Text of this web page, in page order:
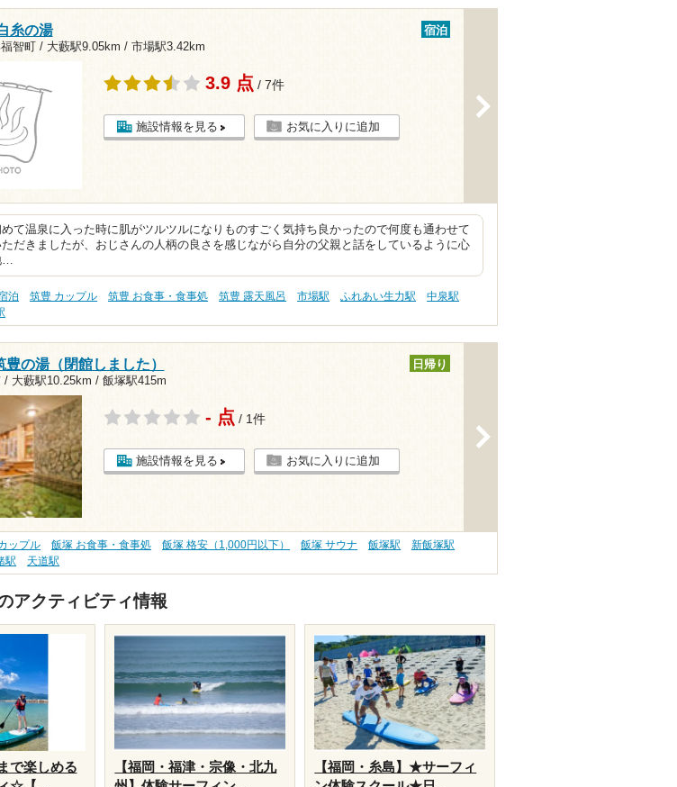
糸の湯
智町 / 大藪駅9.05km / 市場駅3.42km
宿泊
3.9 点 / 7件
施設情報を見る お気に入りに追加
て温泉に入った時に肌がツルツルになりものすごく気持ち良かったので何度も通わせて
ただきましたが、おじさんの人柄の良さを感じながら自分の父親と話をしているように心
…
泊 筑豊 カップル 筑豊 お食事・食事処 筑豊 露天風呂 市場駅 ふれあい生力駅
中泉駅
の湯（閉館しました）
/ 大藪駅10.25km / 飯塚駅415m
日帰り
- 点 / 1件
施設情報を見る お気に入りに追加
ップル 飯塚 お食事・食事処 飯塚 格安（1,000円以下） 飯塚 サウナ 飯塚駅
新飯塚駅
駅
天道駅
アクティビティ情報
で楽しめる
【福岡・福津・宗像・北九
【福岡・糸島】★サーフィ